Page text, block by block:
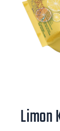
Limon